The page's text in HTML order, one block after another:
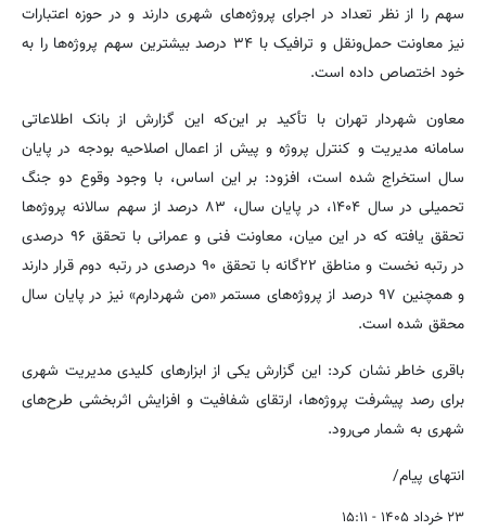
سهم را از نظر تعداد در اجرای پروژه‌های شهری دارند و در حوزه اعتبارات
نیز معاونت حمل‌ونقل و ترافیک با ۳۴ درصد بیشترین سهم پروژه‌ها را به
خود اختصاص داده است.
معاون شهردار تهران با تأکید بر این‌که این گزارش از بانک اطلاعاتی
سامانه مدیریت و کنترل پروژه و پیش از اعمال اصلاحیه بودجه در پایان
سال استخراج شده است، افزود: بر این اساس، با وجود وقوع دو جنگ
تحمیلی در سال ۱۴۰۴، در پایان سال، ۸۳ درصد از سهم سالانه پروژه‌ها
تحقق یافته که در این میان، معاونت فنی و عمرانی با تحقق ۹۶ درصدی
در رتبه نخست و مناطق ۲۲گانه با تحقق ۹۰ درصدی در رتبه دوم قرار دارند
و همچنین ۹۷ درصد از پروژه‌های مستمر «من شهردارم» نیز در پایان سال
محقق شده است.
باقری خاطر نشان کرد: این گزارش یکی از ابزارهای کلیدی مدیریت شهری
برای رصد پیشرفت پروژه‌ها، ارتقای شفافیت و افزایش اثربخشی طرح‌های
شهری به شمار می‌رود.
انتهای پیام/
۲۳ خرداد ۱۴۰۵ - ۱۵:۱۱